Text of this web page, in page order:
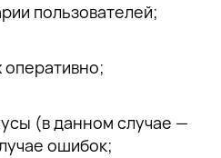
пользователей;
оперативно;
(в данном случае —
ошибок;